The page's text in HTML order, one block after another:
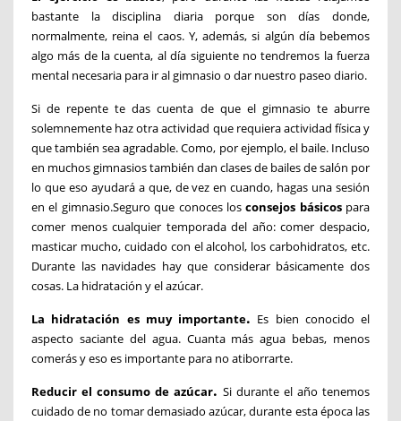
bastante la disciplina diaria porque son días donde,
normalmente, reina el caos. Y, además, si algún día bebemos
algo más de la cuenta, al día siguiente no tendremos la fuerza
mental necesaria para ir al gimnasio o dar nuestro paseo diario.
Si de repente te das cuenta de que el gimnasio te aburre
solemnemente haz otra actividad que requiera actividad física y
que también sea agradable. Como, por ejemplo, el baile. Incluso
en muchos gimnasios también dan clases de bailes de salón por
lo que eso ayudará a que, de vez en cuando, hagas una sesión
en el gimnasio.Seguro que conoces losconsejos básicospara
comer menos cualquier temporada del año: comer despacio,
masticar mucho, cuidado con el alcohol, los carbohidratos, etc.
Durante las navidades hay que considerar básicamente dos
cosas. La hidratación y el azúcar.
La hidratación es muy importante. Es bien conocido el
aspecto saciante del agua. Cuanta más agua bebas, menos
comerás y eso es importante para no atiborrarte.
Reducir el consumo de azúcar. Si durante el año tenemos
cuidado de no tomar demasiado azúcar, durante esta época las